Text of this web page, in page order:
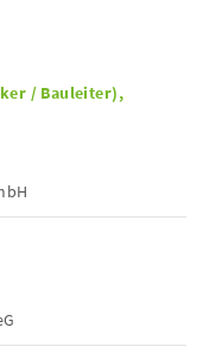
/ Bauleiter),